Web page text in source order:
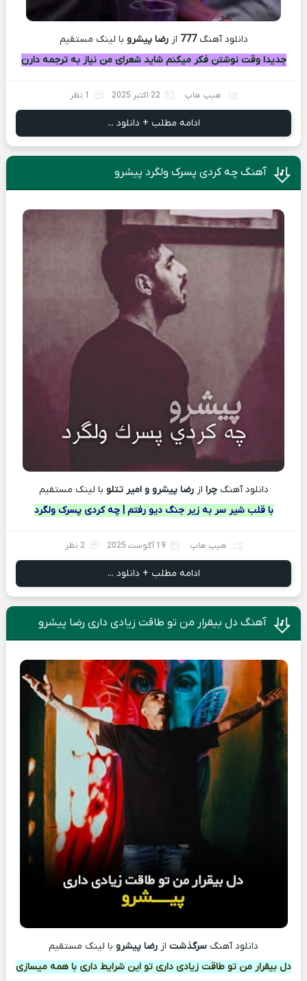
دانلود آهنگ777 ازرضا پیشرو با لينک مستقيم
جدیدا وقت نوشتن فکر میکنم شاید شعرای من نیاز به ترجمه دارن
هیپ هاپ 22 اکتبر 2025 1 نظر
ادامه مطلب + دانلود ...
آهنگ چه کردی پسرک ولگرد پیشرو
دانلود آهنگچرا ازرضا پیشرو و امیر تتلو با لينک مستقيم
با قلب شیر سر به زیر جنگ دیو رفتم | چه کردی پسرک ولگرد
هیپ هاپ 19 آگوست 2025 2 نظر
ادامه مطلب + دانلود ...
آهنگ دل بیقرار من تو طاقت زیادی داری رضا پیشرو
دانلود آهنگ سرگذشت از رضا پیشرو با لينک مستقيم
دل بیقرار من تو طاقت زیادی داری تو این شرایط داری با همه میسازی